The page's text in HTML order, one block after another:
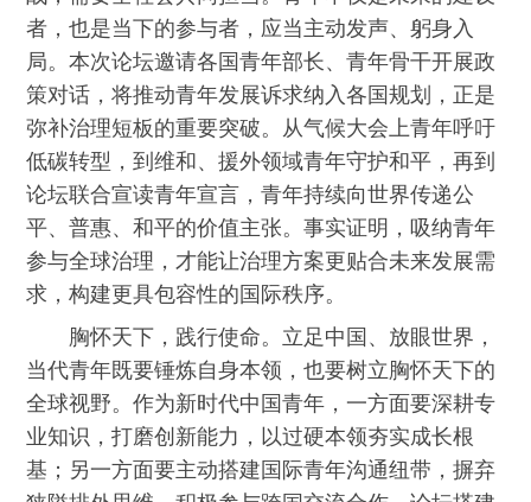
者，也是当下的参与者，应当主动发声、躬身入
局。本次论坛邀请各国青年部长、青年骨干开展政
策对话，将推动青年发展诉求纳入各国规划，正是
弥补治理短板的重要突破。从气候大会上青年呼吁
低碳转型，到维和、援外领域青年守护和平，再到
论坛联合宣读青年宣言，青年持续向世界传递公
平、普惠、和平的价值主张。事实证明，吸纳青年
参与全球治理，才能让治理方案更贴合未来发展需
求，构建更具包容性的国际秩序。
胸怀天下，践行使命。立足中国、放眼世界，
当代青年既要锤炼自身本领，也要树立胸怀天下的
全球视野。作为新时代中国青年，一方面要深耕专
业知识，打磨创新能力，以过硬本领夯实成长根
基；另一方面要主动搭建国际青年沟通纽带，摒弃